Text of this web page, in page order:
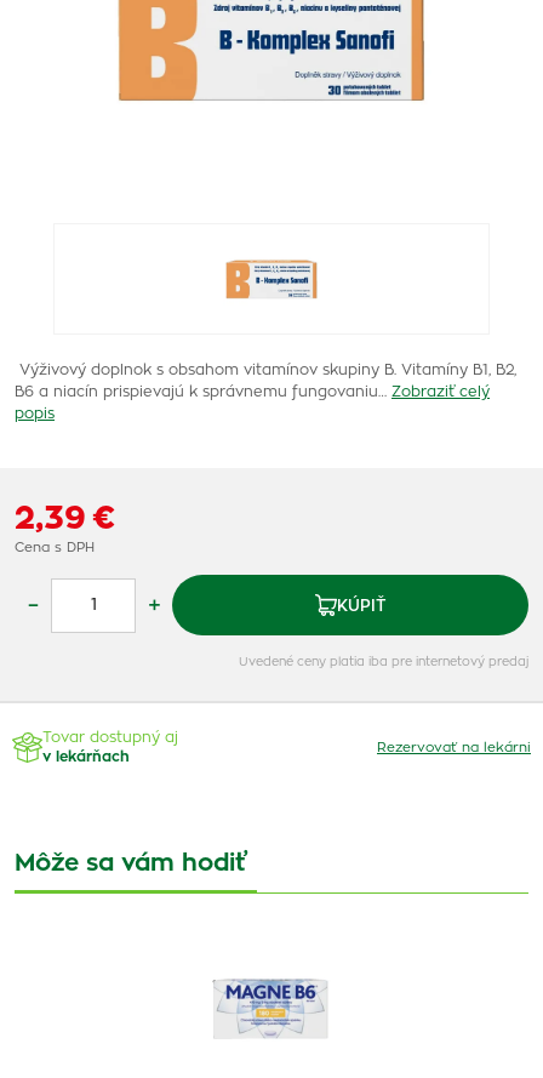
Výživový doplnok s obsahom vitamínov skupiny B. Vitamíny B1, B2,
B6 a niacín prispievajú k správnemu fungovaniu…
Zobraziť celý
popis
2,39 €
Cena s DPH
– + KÚPIŤ
Uvedené ceny platia iba pre internetový predaj
Tovar dostupný aj
v lekárňach
Rezervovať na lekárni
Môže sa vám hodiť